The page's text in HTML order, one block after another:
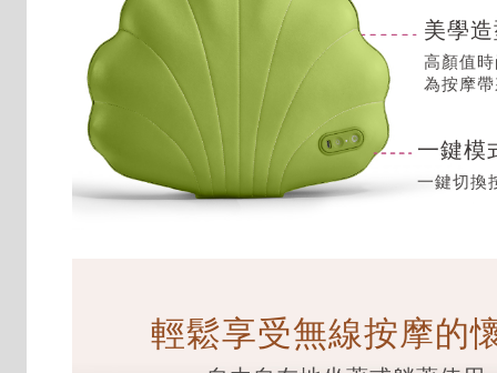
美學
高顏值
為按摩
一鍵模
一鍵切換
輕鬆享受無線按摩的